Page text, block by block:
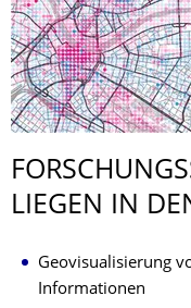
LIEGEN IN
Geovisualisierung
Informationen